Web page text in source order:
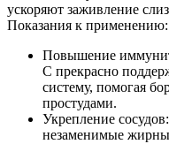
ускоряют заживление
Показания к применению:
Повышение
С прекрасно
систему, помогая
простудами.
Укрепление
незаменимые